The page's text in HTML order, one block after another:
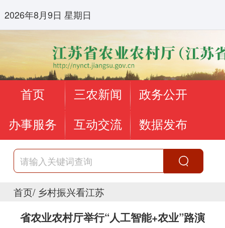
2026年8月9日 星期日
首页 三农新闻 政务公开
办事服务 互动交流 数据发布
首页/ 乡村振兴看江苏
省农业农村厅举行“人工智能+农业”路演